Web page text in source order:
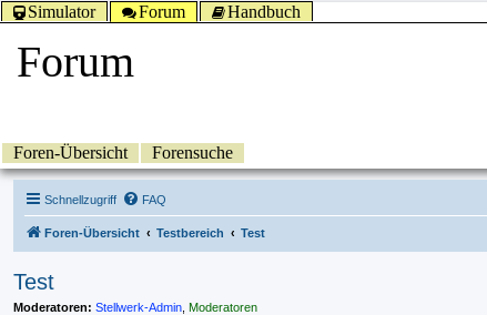
Simulator Forum Handbuch
Forum
Foren-Übersicht Forensuche
Schnellzugriff FAQ
Foren-Übersicht Testbereich Test
Test
Moderatoren: Stellwerk-Admin Moderatoren